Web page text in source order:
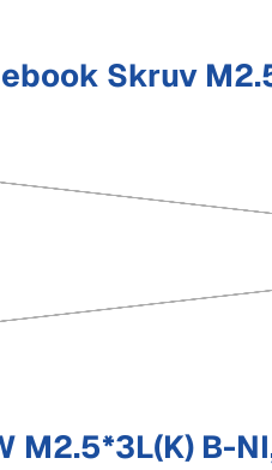
Skruv
M2.5*3L(K) B-